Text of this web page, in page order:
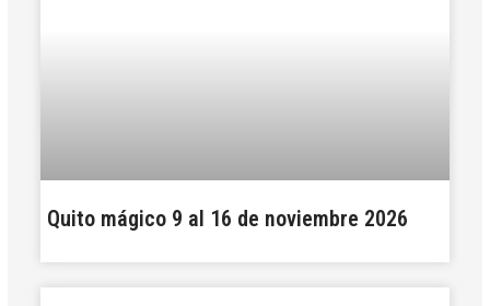
Quito mágico 9 al 16 de noviembre 2026